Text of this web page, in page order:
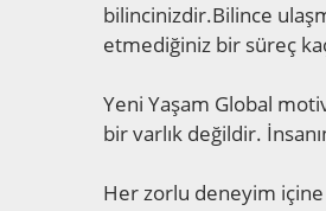
bilincinizdir.Bilince
etmediğiniz bir süreç
Yeni Yaşam Global
bir varlık değildir.
Her zorlu deneyim